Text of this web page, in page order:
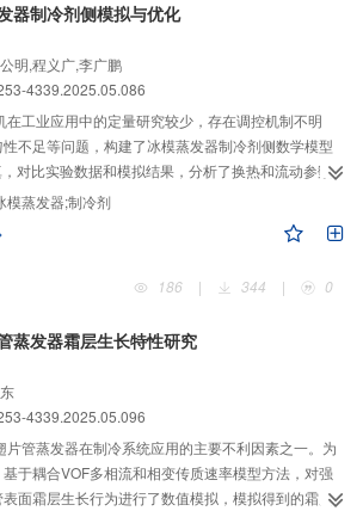
器制冷剂侧模拟与优化
明,程义广,李广鹏
4339.2025.05.086
在工业应用中的定量研究较少，存在调控机制不明
不足等问题，构建了冰模蒸发器制冷剂侧数学模型
对比实验数据和模拟结果，分析了换热和流动参数
化。结果表明：水结冰前换热速率比水结冰后高约
明显差异；过热前后热流密度降低40.9%，减少过热
换热均匀性；过热前水侧和冰侧热阻分别占总热阻
化时应优先提高水侧或冰侧换热。该模拟程序可以预
热段长短，为制冰机的设计和运行控制提供了理论依
模蒸发器;制冷剂
186
| 344 | 0
蒸发器霜层生长特性研究
4339.2025.05.096
片管蒸发器在制冷系统应用的主要不利因素之一。为
于耦合VOF多相流和相变传质速率模型方法，对强
面霜层生长行为进行了数值模拟，模拟得到的霜层